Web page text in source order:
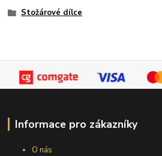
Stožárové dílce
Informace pro zákazníky
O nás